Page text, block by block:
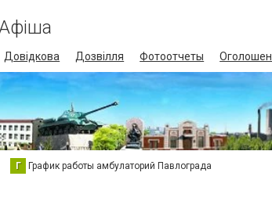
Довідкова Дозвілля Фотоотчеты
Г График работы амбулаторий Павлограда